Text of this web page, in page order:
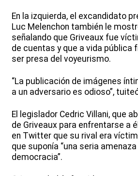
En la izquierda, el excandidato
Luc Melenchon también le
señalando que Griveaux fue
de cuentas y que a vida pública
ser presa del voyeurismo.
“La publicación de imágenes
a un adversario es odioso”,
El legislador Cedric Villani, que
de Griveaux para enfrentarse a
en Twitter que su rival era
que suponía “una seria
democracia”.